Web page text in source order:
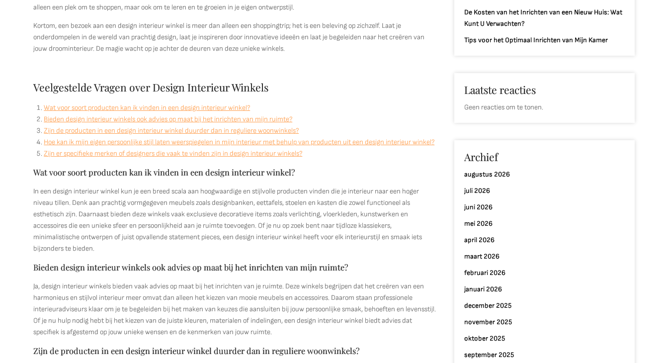
alleen een plek om te shoppen, maar ook om te leren en te groeien in je eigen ontwerpstijl.
Kortom, een bezoek aan een design interieur winkel is meer dan alleen een shoppingtrip; het is een beleving op zichzelf. Laat je
onderdompelen in de wereld van prachtig design, laat je inspireren door innovatieve ideeën en laat je begeleiden naar het creëren van
jouw droominterieur. De magie wacht op je achter de deuren van deze unieke winkels.
Veelgestelde Vragen over Design Interieur Winkels
Wat voor soort producten kan ik vinden in een design interieur winkel?
Bieden design interieur winkels ook advies op maat bij het inrichten van mijn ruimte?
Zijn de producten in een design interieur winkel duurder dan in reguliere woonwinkels?
Hoe kan ik mijn eigen persoonlijke stijl laten weerspiegelen in mijn interieur met behulp van producten uit een design interieur winkel?
Zijn er specifieke merken of designers die vaak te vinden zijn in design interieur winkels?
Wat voor soort producten kan ik vinden in een design interieur winkel?
In een design interieur winkel kun je een breed scala aan hoogwaardige en stijlvolle producten vinden die je interieur naar een hoger
niveau tillen. Denk aan prachtig vormgegeven meubels zoals designbanken, eettafels, stoelen en kasten die zowel functioneel als
esthetisch zijn. Daarnaast bieden deze winkels vaak exclusieve decoratieve items zoals verlichting, vloerkleden, kunstwerken en
accessoires die een unieke sfeer en persoonlijkheid aan je ruimte toevoegen. Of je nu op zoek bent naar tijdloze klassiekers,
minimalistische ontwerpen of juist opvallende statement pieces, een design interieur winkel heeft voor elk interieurstijl en smaak iets
bijzonders te bieden.
Bieden design interieur winkels ook advies op maat bij het inrichten van mijn ruimte?
Ja, design interieur winkels bieden vaak advies op maat bij het inrichten van je ruimte. Deze winkels begrijpen dat het creëren van een
harmonieus en stijlvol interieur meer omvat dan alleen het kiezen van mooie meubels en accessoires. Daarom staan professionele
interieuradviseurs klaar om je te begeleiden bij het maken van keuzes die aansluiten bij jouw persoonlijke smaak, behoeften en levensstijl.
Of je nu hulp nodig hebt bij het kiezen van de juiste kleuren, materialen of indelingen, een design interieur winkel biedt advies dat
specifiek is afgestemd op jouw unieke wensen en de kenmerken van jouw ruimte.
Zijn de producten in een design interieur winkel duurder dan in reguliere woonwinkels?
De Kosten van het Inrichten van een Nieuw Huis: Wat
Kunt U Verwachten?
Tips voor het Optimaal Inrichten van Mijn Kamer
Laatste reacties
Geen reacties om te tonen.
Archief
augustus 2026
juli 2026
juni 2026
mei 2026
april 2026
maart 2026
februari 2026
januari 2026
december 2025
november 2025
oktober 2025
september 2025